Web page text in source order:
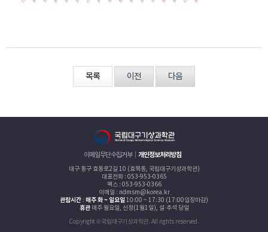
목록 이전 다음
이메일무단수집거부 개인정보처리방침
대구 동구 효동로2길 10 (효목동, 국립대구기상과학관)
대표전화 : 053-953-0365
팩스 : 053-953-0366
이메일 : ndmsm@korea.kr
관람시간 : 매주 화 ~ 일요일 10:00 ~ 17:30 (17:00입장마감)
휴관매주 월요일, 신정(1월1일), 설·추석 당일
Copyright © 국립대구기상과학관. All rights reserved.